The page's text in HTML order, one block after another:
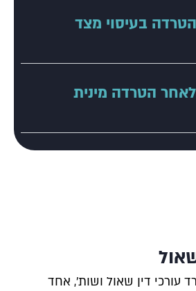
בעיסוי מצד
הטרדה מינית
עורכי דין שאול ושות', אחד